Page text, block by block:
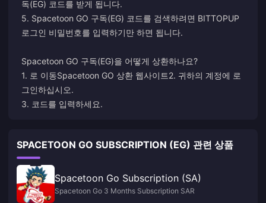
독(EG) 코드를 받게 됩니다.
5. Spacetoon GO 구독(EG) 코드를 검색하려면 BITTOPUP
로그인 비밀번호를 입력하기만 하면 됩니다.
Spacetoon GO 구독(EG)을 어떻게 상환하나요?
1. 로 이동Spacetoon GO 상환 웹사이트2. 귀하의 계정에 로
그인하십시오.
3. 코드를 입력하세요.
SPACETOON GO SUBSCRIPTION (EG) 관련 상품
Spacetoon Go Subscription (SA)
Spacetoon Go 3 Months Subscription SAR